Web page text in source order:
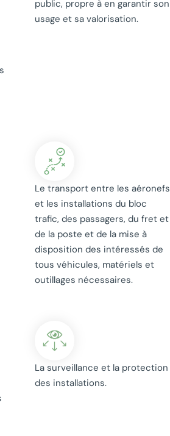
public, propre à en garantir son
usage et sa valorisation.
Le transport entre les aéronefs
et les installations du bloc
trafic, des passagers, du fret et
de la poste et de la mise à
disposition des intéressés de
tous véhicules, matériels et
outillages nécessaires.
La surveillance et la protection
des installations.